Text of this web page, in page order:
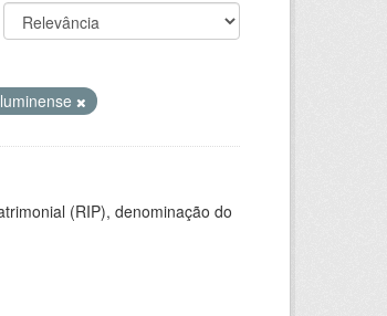
(RIP), denominação do